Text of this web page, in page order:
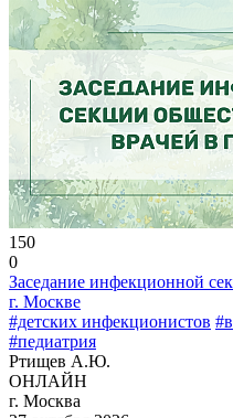
150
0
Заседание инфекционной
г. Москве
#детских инфекционистов
#педиатрия
Ртищев А.Ю.
ОНЛАЙН
г. Москва